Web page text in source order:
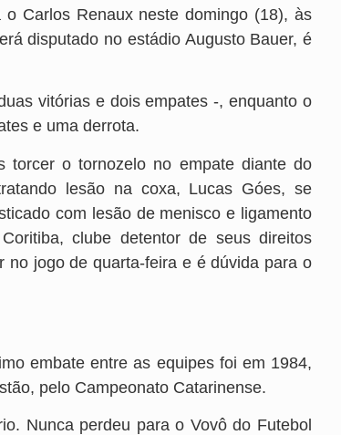
Carlos Renaux neste domingo (18), às
disputado no estádio Augusto Bauer, é
vitórias e dois empates -, enquanto o
e uma derrota.
torcer o tornozelo no empate diante do
lesão na coxa, Lucas Góes, se
com lesão de menisco e ligamento
clube detentor de seus direitos
no jogo de quarta-feira e é dúvida para o
embate entre as equipes foi em 1984,
pelo Campeonato Catarinense.
Nunca perdeu para o Vovô do Futebol